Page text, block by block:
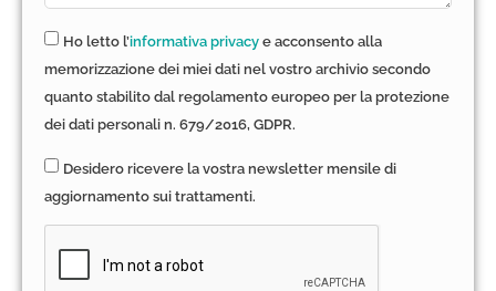
Ho letto l’informativa privacy e acconsento alla
memorizzazione dei miei dati nel vostro archivio secondo
quanto stabilito dal regolamento europeo per la protezione
dei dati personali n. 679/2016, GDPR.
Desidero ricevere la vostra newsletter mensile di
aggiornamento sui trattamenti.